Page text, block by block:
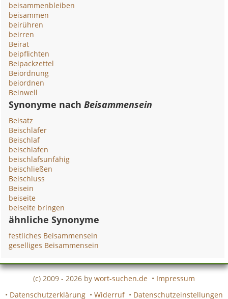
beisammenbleiben
beisammen
beirühren
beirren
Beirat
beipflichten
Beipackzettel
Beiordnung
beiordnen
Beinwell
Synonyme nachBeisammensein
Beisatz
Beischläfer
Beischlaf
beischlafen
beischlafsunfähig
beischließen
Beischluss
Beisein
beiseite
beiseite bringen
ähnliche Synonyme
festliches Beisammensein
geselliges Beisammensein
(c) 2009 - 2026 by wort-suchen.de • Impressum
• Datenschutzerklärung • Widerruf • Datenschutzeinstellungen